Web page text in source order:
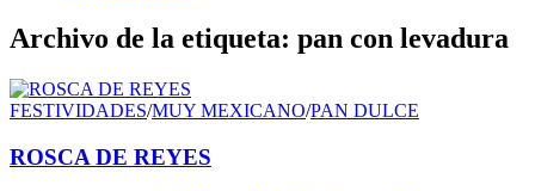
Archivo de la etiqueta: pan con levadura
FESTIVIDADES/MUY MEXICANO/PAN DULCE
ROSCA DE REYES